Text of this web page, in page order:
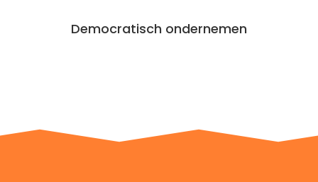
Democratisch ondernemen